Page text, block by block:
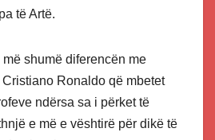
të Artë.
shumë diferencën me
Ronaldo që mbetet
ndërsa sa i përket të
e më e vështirë për dikë të